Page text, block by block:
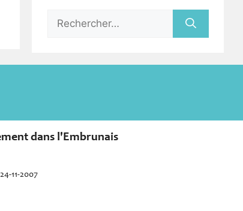
Rechercher :
dans l'Embrunais
11-2007